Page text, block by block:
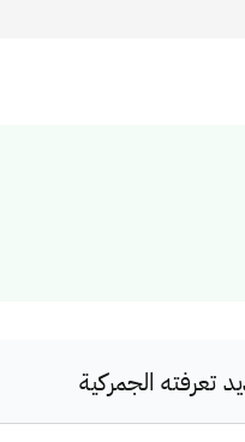
الجمركية